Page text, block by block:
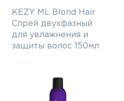
KEZY ML Blond Hair
Спрей двухфазный
для увлажнения и
защиты волос 150мл